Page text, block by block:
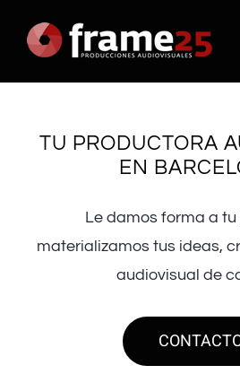
TU PRODUCTORA
EN
Le damos forma a
materializamos tus ideas,
audiovisual de